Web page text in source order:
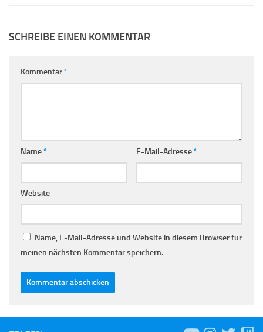
SCHREIBE EINEN KOMMENTAR
Kommentar*
Name* E-Mail-Adresse*
Website
Name, E-Mail-Adresse und Website in diesem Browser für
meinen nächsten Kommentar speichern.